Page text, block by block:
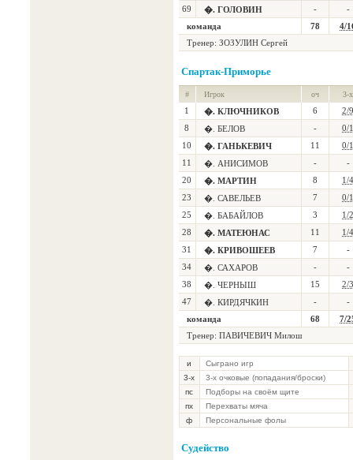
69
�. ГОЛОВИН -
-
команда
78
4/
Тренер: ЗОЗУЛИН Сергей
Спартак-Приморье
# Игрок оч 3-х
1 �. КЛЮЧНИКОВ 6
2/9
8
�. БЕЛОВ -
0/1
10
�. ГАНЬКЕВИЧ 11
0/1
11
�. АНИСИМОВ -
-
20
�. МАРТИН 8
1/4
23
�. САВЕЛЬЕВ 7
0/1
25
�. БАБАЙЛОВ 3
1/2
28
�. МАТЕЮНАС 11
1/4
31
�. КРИВОШЕЕВ 7
-
34
�. САХАРОВ -
-
38
�. ЧЕРНЫШ 15
2/3
47
�. КИРДЯЧКИН -
-
команда
68
7/
Тренер: ПАВИЧЕВИЧ Милош
и
Сыграно игр
3-х
3-х очковые (попадания/броски)
пс
Подборы на своём щите
пх
Перехваты мяча
ф
Персональные фолы
Судейство